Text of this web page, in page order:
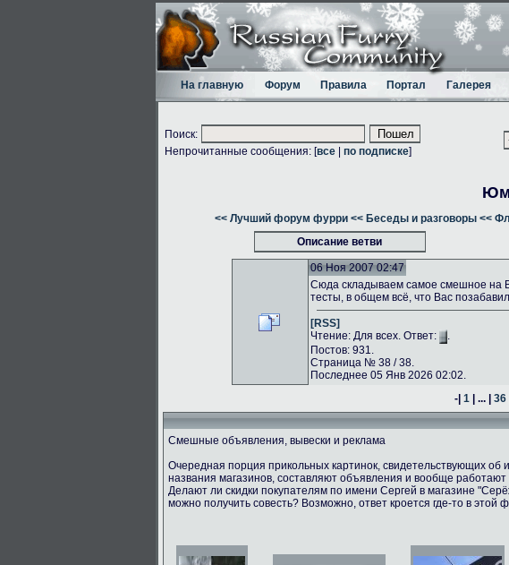
На главную Форум Правила Портал Галерея
Поиск:
Непрочитанные сообщения: [все по подписке]
<< Лучший форум фурри << Беседы и разговоры <<
Описание ветви
06 Ноя 2007 02:47
Сюда складываем самое смешное на
тесты, в общем всё, что Вас
[RSS]
Чтение: Для всех. Ответ:
.
Постов: 931.
Страница № 38 / 38.
Последнее 05 Янв 2026 02:02.
-| 1 | ... | 36
Смешные объявления, вывески и реклама
Очередная порция прикольных картинок, свидетельствующих
названия магазинов, составляют объявления и вообще
Делают ли скидки покупателям по имени Сергей в магазине
можно получить совесть? Возможно, ответ кроется где-то в этой